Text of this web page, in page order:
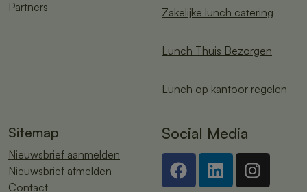
Partners
Zakelijke lunch catering
Lunch Thuis Bezorgen
Lunch op kantoor regelen
Sitemap
Nieuwsbrief aanmelden
Nieuwsbrief afmelden
Contact
Social Media